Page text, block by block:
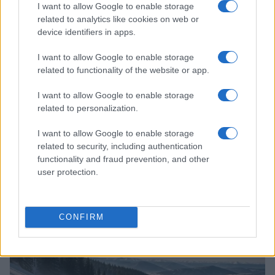
I want to allow Google to enable storage
related to analytics like cookies on web or
device identifiers in apps.
I want to allow Google to enable storage
related to functionality of the website or app.
I want to allow Google to enable storage
related to personalization.
I want to allow Google to enable storage
related to security, including authentication
functionality and fraud prevention, and other
user protection.
CONFIRM
SCI ALPINO
alpino
Marco Tessari · 4 Ago 2026